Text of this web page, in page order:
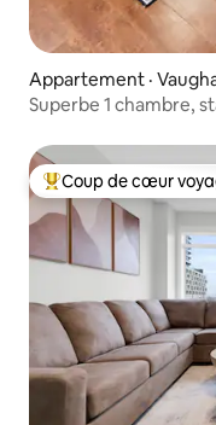
Appartement ·
Superbe 1 chambre,
Coup de cœur
Coup de cœur